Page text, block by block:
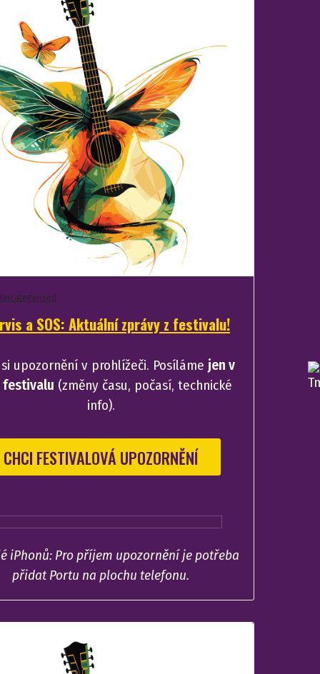
Uncategorised
a SOS: Aktuální zprávy z festivalu!
upozornění v prohlížeči. Posíláme jen v
festivalu (změny času, počasí, technické
info).
CHCI FESTIVALOVÁ UPOZORNĚNÍ
iPhonů: Pro příjem upozornění je potřeba
přidat Portu na plochu telefonu.